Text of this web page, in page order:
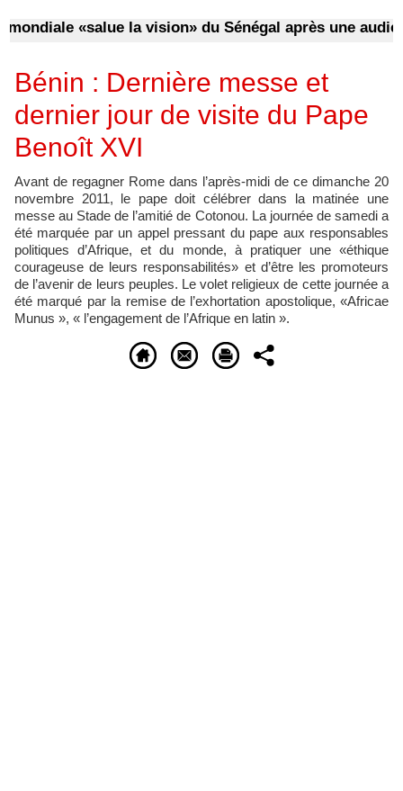
«salue la vision» du Sénégal après une
Bénin : Dernière messe et
dernier jour de visite du Pape
Benoît XVI
Avant de regagner Rome dans l’après-midi de ce dimanche 20
novembre 2011, le pape doit célébrer dans la matinée une
messe au Stade de l’amitié de Cotonou. La journée de samedi a
été marquée par un appel pressant du pape aux responsables
politiques d’Afrique, et du monde, à pratiquer une «éthique
courageuse de leurs responsabilités» et d’être les promoteurs
de l’avenir de leurs peuples. Le volet religieux de cette journée a
été marqué par la remise de l’exhortation apostolique, «Africae
Munus », « l’engagement de l’Afrique en latin ».